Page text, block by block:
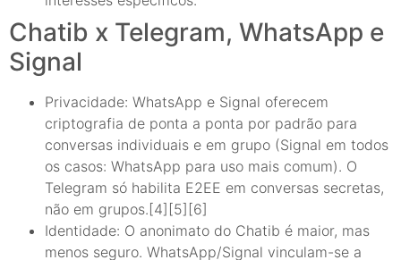
Chatib x Telegram, WhatsApp e
Signal
Privacidade: WhatsApp e Signal oferecem
criptografia de ponta a ponta por padrão para
conversas individuais e em grupo (Signal em todos
os casos: WhatsApp para uso mais comum). O
Telegram só habilita E2EE em conversas secretas,
não em grupos.[4][5][6]
Identidade: O anonimato do Chatib é maior, mas
menos seguro. WhatsApp/Signal vinculam-se a